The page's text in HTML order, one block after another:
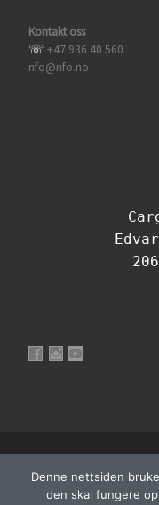
Kontakt oss
☏ +47 936 40 560
nfo@nfo.no
Vis profilen til
Vis profilen til
Denne nettsiden
den skal fungere